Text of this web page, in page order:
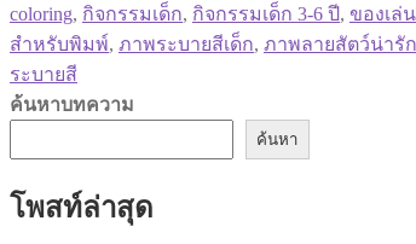
coloring, กิจกรรมเด็ก, กิจกรรมเด็ก 3-6 ปี, ของเล่
สำหรับพิมพ์, ภาพระบายสีเด็ก, ภาพลายสัตว์น่ารัก
ระบายสี
ค้นหาบทความ
ค้นหา
โพสท์ล่าสุด